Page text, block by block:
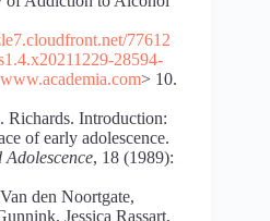
77612
28594-
www.academia.com> 10.
Introduction:
of early adolescence.
, 18 (1989):
den Noortgate,
Jessica Rassart,